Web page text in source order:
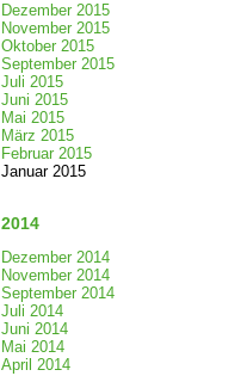
Dezember 2015
November 2015
Oktober 2015
September 2015
Juli 2015
Juni 2015
Mai 2015
März 2015
Februar 2015
Januar 2015
2014
Dezember 2014
November 2014
September 2014
Juli 2014
Juni 2014
Mai 2014
April 2014